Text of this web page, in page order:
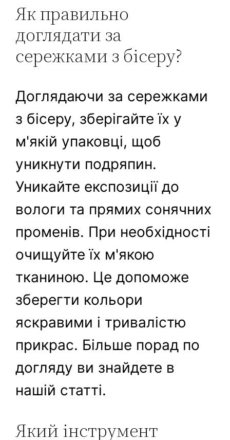
Як правильно
доглядати за
сережками з бісеру?
Доглядаючи за сережками
з бісеру, зберігайте їх у
м'якій упаковці, щоб
уникнути подряпин.
Уникайте експозиції до
вологи та прямих сонячних
променів. При необхідності
очищуйте їх м'якою
тканиною. Це допоможе
зберегти кольори
яскравими і тривалістю
прикрас. Більше порад по
догляду ви знайдете в
нашій статті.
Який інструмент